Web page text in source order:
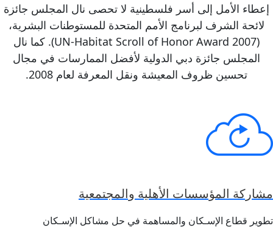
إعطاء الأمل إلى أسر فلسطينية لا تحصى نال المجلس جائزة
لائحة الشرف لبرنامج الأمم المتحدة للمستوطنات البشرية،
(UN-Habitat Scroll of Honor Award 2007). كما نال
المجلس جائزة دبي الدولية لأفضل الممارسات في مجال
تحسين ظروف المعيشة ونقل المعرفة لعام 2008.
مشاركة المؤسسات الأهلية والمجتمعية
تطوير قطاع الإسـكان والمساهمة في حل مشاكل الإسـكان